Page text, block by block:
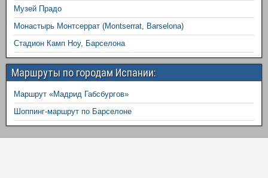
Музей Прадо
Монастырь Монтсеррат (Montserrat, Barselona)
Стадион Камп Ноу, Барселона
Маршруты по городам Испании:
Маршрут «Мадрид Габсбургов»
Шоппинг-маршрут по Барселоне